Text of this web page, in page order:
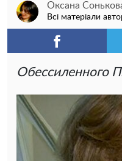
Оксана
Всі матеріали
Обессиленного